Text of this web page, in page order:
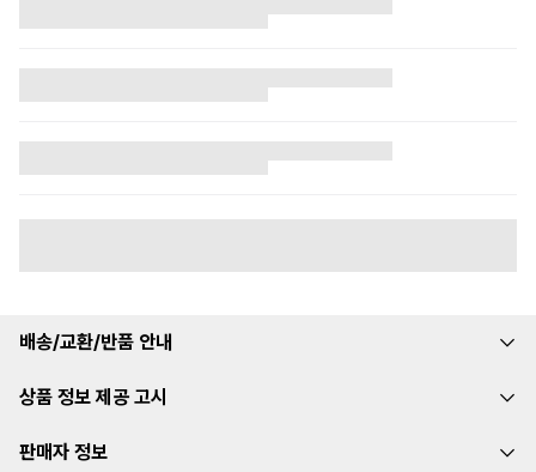
배송/교환/반품 안내
상품 정보 제공 고시
판매자 정보